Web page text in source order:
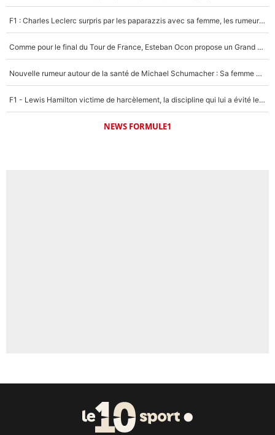
F1 : Charles Leclerc surpris par les paparazzis avec sa femme, les rumeurs étaient vraies !
Comme pour le final du Tour de France, Esteban Ocon propose un Grand Prix de Formule 1 à Paris : «Autour de l’Arc de Triomphe, ce serait génial» !
Nouvelle rumeur autour de la santé de Michael Schumacher : Sa femme Corinna sort du silence
F1 - Lewis Hamilton victime de harcèlement, la discipline qui lui a évité le pire : «J'aurais probablement mal tourné»
NEWS FORMULE1